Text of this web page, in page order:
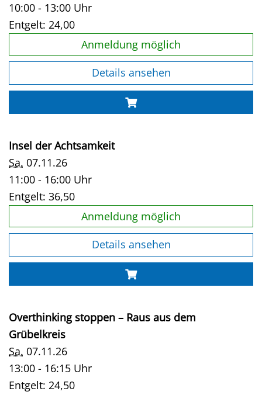
10:00 - 13:00 Uhr
Entgelt: 24,00
Anmeldung möglich
Details ansehen
Insel der Achtsamkeit
Sa. 07.11.26
11:00 - 16:00 Uhr
Entgelt: 36,50
Anmeldung möglich
Details ansehen
Overthinking stoppen – Raus aus dem
Grübelkreis
Sa. 07.11.26
13:00 - 16:15 Uhr
Entgelt: 24,50